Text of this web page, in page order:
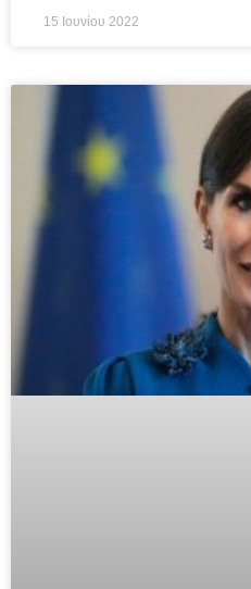
15 Ιουνίου 2022